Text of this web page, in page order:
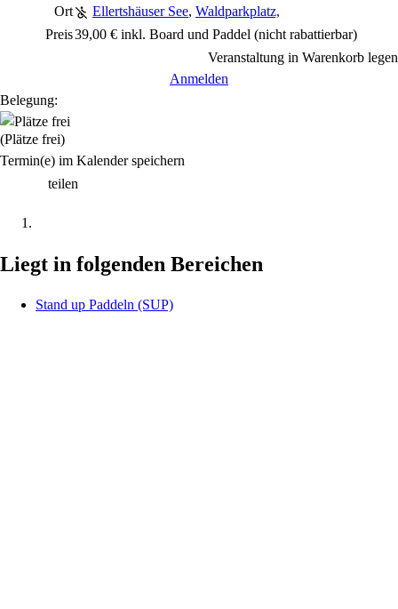
Ort
Ellertshäuser See, Waldparkplatz,
Preis39,00 € inkl. Board und Paddel (nicht rabattierbar)
Veranstaltung in Warenkorb legen
Anmelden
Belegung:
(Plätze frei)
Termin(e) im Kalender speichern
teilen
Liegt in folgenden Bereichen
Stand up Paddeln (SUP)